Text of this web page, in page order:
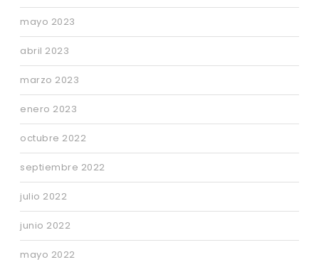
mayo 2023
abril 2023
marzo 2023
enero 2023
octubre 2022
septiembre 2022
julio 2022
junio 2022
mayo 2022